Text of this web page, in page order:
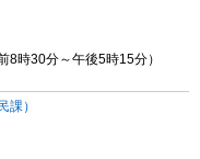
8時30分～午後5時15分）
課）